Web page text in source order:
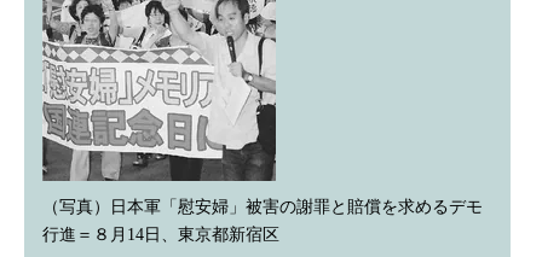
（写真）日本軍「慰安婦」被害の謝罪と賠償を求めるデモ
行進＝８月14日、東京都新宿区